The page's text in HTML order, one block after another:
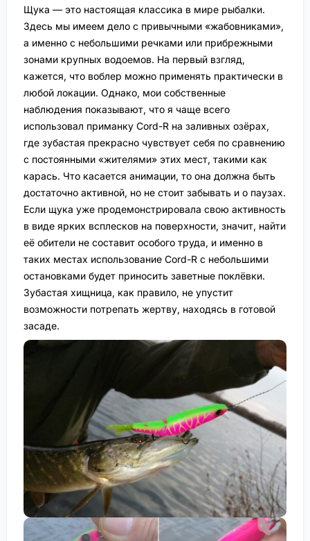
Щука — это настоящая классика в мире рыбалки.
Здесь мы имеем дело с привычными «жабовниками»,
а именно с небольшими речками или прибрежными
зонами крупных водоемов. На первый взгляд,
кажется, что воблер можно применять практически в
любой локации. Однако, мои собственные
наблюдения показывают, что я чаще всего
использовал приманку Cord-R на заливных озёрах,
где зубастая прекрасно чувствует себя по сравнению
с постоянными «жителями» этих мест, такими как
карась. Что касается анимации, то она должна быть
достаточно активной, но не стоит забывать и о паузах.
Если щука уже продемонстрировала свою активность
в виде ярких всплесков на поверхности, значит, найти
её обители не составит особого труда, и именно в
таких местах использование Cord-R с небольшими
остановками будет приносить заветные поклёвки.
Зубастая хищница, как правило, не упустит
возможности потрепать жертву, находясь в готовой
засаде.